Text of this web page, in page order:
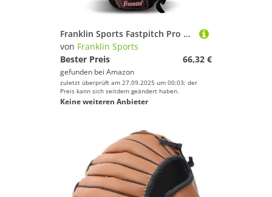
Franklin Sports Fastpitch Pro Series Softball Handschuhe, Fastpitch Pro Softball Glove, Rose
von Franklin Sports
Bester Preis
66,32 €
gefunden bei Amazon
zuletzt überprüft am 27.09.2025 um 00:03; der
Preis kann sich seitdem geändert haben.
Keine weiteren Anbieter